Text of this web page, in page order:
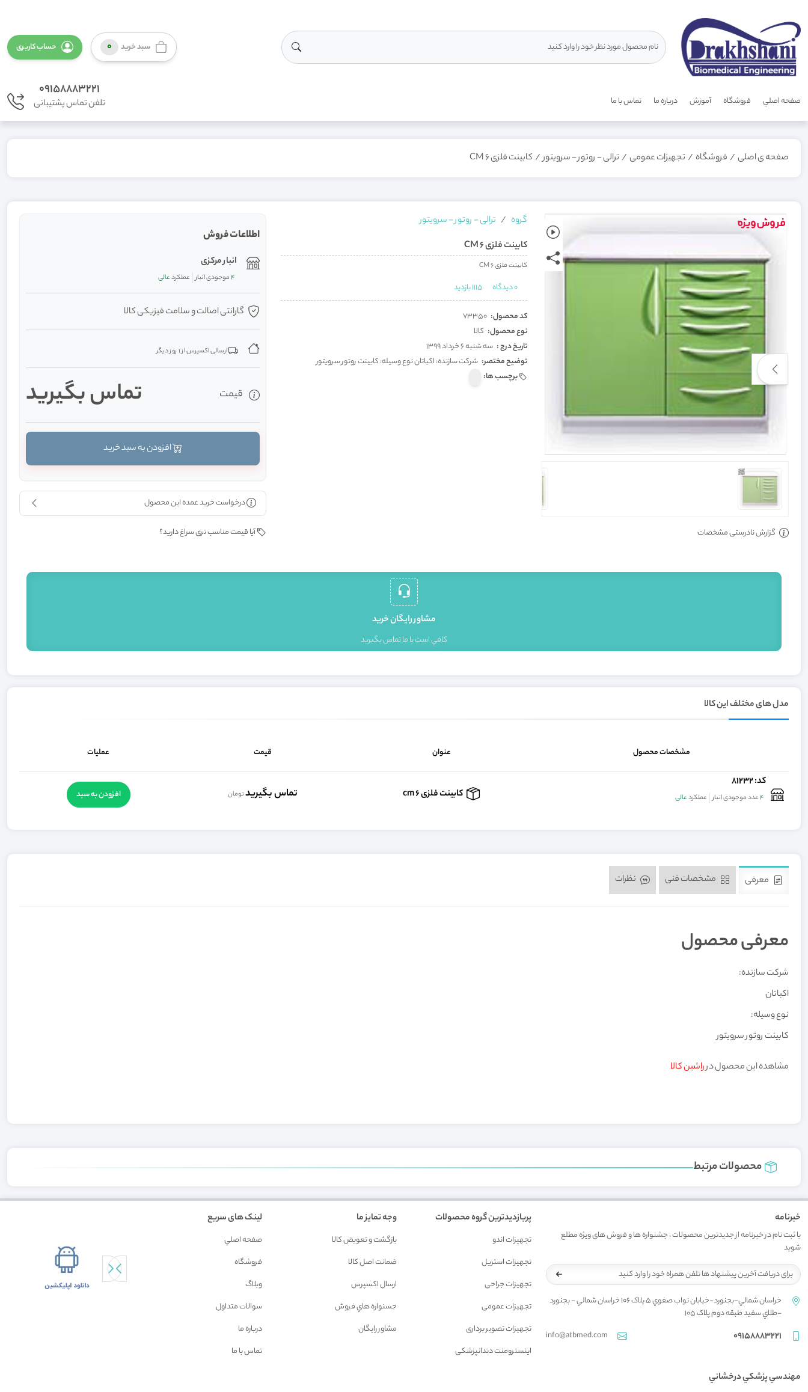
سبد خرید 0 حساب کاربری
صفحه اصلي فروشگاه آموزش درباره ما تماس با ما
09158883221
تلفن تماس پشتیبانی
صفحه ی اصلی / فروشگاه / تجهیزات عمومی / ترالی - روتور - سرویتور/ کابینت فلزی CM 6
گزارش نادرستی مشخصات
گروه
ترالی - روتور - سرویتور
کابینت فلزی CM 6
کابینت فلزی CM 6
0دیدگاه 1115بازدید
کد محصول: 73350
نوع محصول: کالا
تاریخ درج : سه شنبه 6 خرداد 1399
توضیح مختصر: شرکت سازنده: اکباتان نوع وسیله: کابینت روتور سرویتور
برچسب ها:
اطلاعات فروش
انبار مرکزی
4موجودی انبار عملکردعالی
گارانتی اصالت و سلامت فیزیکی کالا
ارسالی اکسپرس از 1 روز دیگر
قیمت تماس بگیرید
درخواست خرید عمده این محصول
آیا قیمت مناسب تری سراغ دارید؟
مشاور رايگان خريد
کافي است با ما تماس بگيريد
مدل های مختلف این کالا
مشخصات محصول عنوان قیمت عملیات
کد: 81232
4عدد موجودی انبار عملکردعالی کابینت فلزی cm 6 تماس بگیریدتومان افزودن به سبد
معرفی
معرفی محصول
شرکت سازنده:
اکباتان
نوع وسیله:
کابینت روتور سرویتور
مشاهده این محصول درراشین کالا
محصولات مرتبط
خبرنامه
با ثبت نام در خبرنامه از جدیدترین محصولات ، جشنواره ها و فروش های ویژه مطلع
شوید
خراسان شمالي-بجنورد-خيابان نواب صفوي 5 پلاک 106 خراسان شمالي - بجنورد
-طلاي سفيد طبقه دوم پلاک 105
09158883221
info@atbmed.com
پربازدیدترین گروه محصولات
تجهیزات اندو
تجهیزات استریل
تجهیزات جراحی
تجهیزات عمومی
تجهیزات تصویر برداری
اینسترومنت دندانپزشکی
وجه تمایز ما
بازگشت و تعويض کالا
ضمانت اصل کالا
ارسال اکسپرس
جسنواره هاي فروش
مشاور رايگان
لینک های سریع
صفحه اصلي
فروشگاه
وبلاگ
سوالات متداول
درباره ما
تماس با ما
مهندسي پزشکي درخشاني